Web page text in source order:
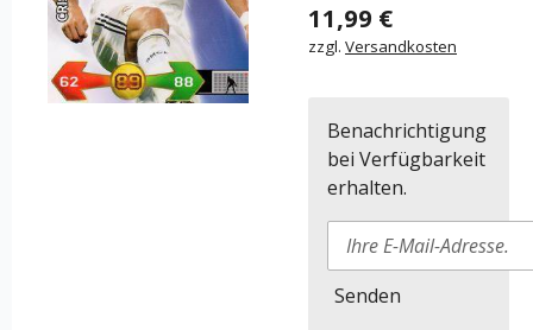
11,99 €
zzgl. Versandkosten
Benachrichtigung
bei Verfügbarkeit
erhalten.
Senden